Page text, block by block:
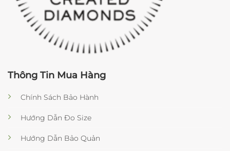
Thông Tin Mua Hàng
Chính Sách Bảo Hành
Hướng Dẫn Đo Size
Hướng Dẫn Bảo Quản